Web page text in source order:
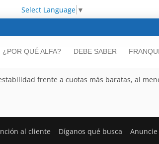
Select Language ▼
¿POR QUÉ ALFA? DEBE SABER
frente a cuotas más baratas, al
al cliente Díganos qué busca